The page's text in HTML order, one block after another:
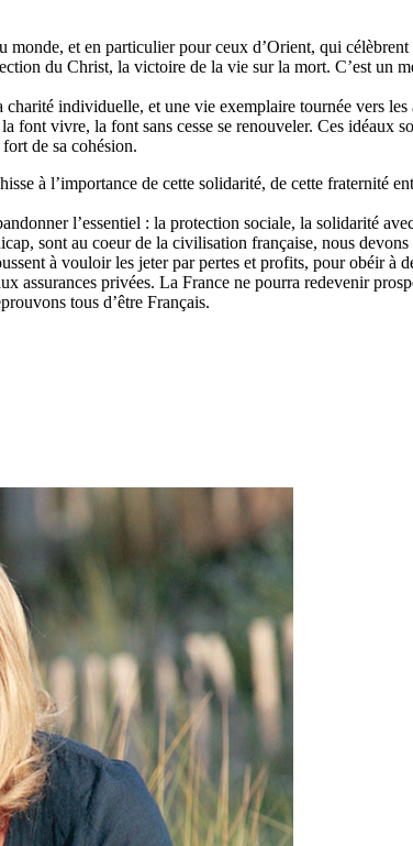
et en particulier pour ceux d’Orient, qui
du Christ, la victoire de la vie sur la mort. C’est un
individuelle, et une vie exemplaire tournée vers les
font vivre, la font sans cesse se renouveler. Ces idéaux
de sa cohésion.
à l’importance de cette solidarité, de cette fraternité
l’essentiel : la protection sociale, la solidarité
sont au coeur de la civilisation française, nous
à vouloir les jeter par pertes et profits, pour obéir
privées. La France ne pourra redevenir
tous d’être Français.